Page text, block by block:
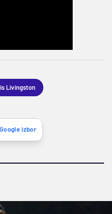
Livingston
izbor